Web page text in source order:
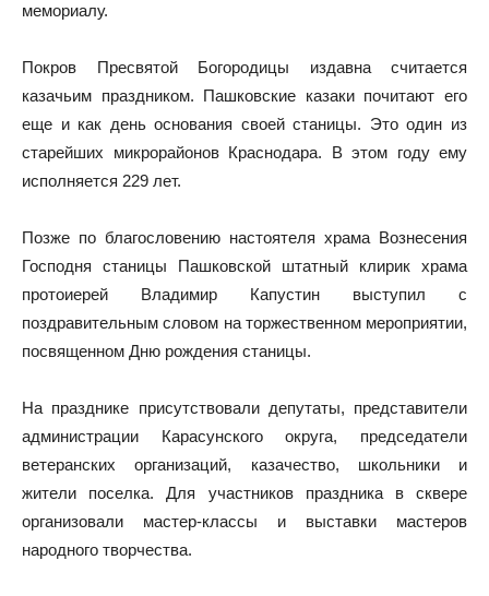
мемориалу.
Покров Пресвятой Богородицы издавна считается
казачьим праздником. Пашковские казаки почитают его
еще и как день основания своей станицы. Это один из
старейших микрорайонов Краснодара. В этом году ему
исполняется 229 лет.
Позже по благословению настоятеля храма Вознесения
Господня станицы Пашковской штатный клирик храма
протоиерей Владимир Капустин выступил с
поздравительным словом на торжественном мероприятии,
посвященном Дню рождения станицы.
На празднике присутствовали депутаты, представители
администрации Карасунского округа, председатели
ветеранских организаций, казачество, школьники и
жители поселка. Для участников праздника в сквере
организовали мастер-классы и выставки мастеров
народного творчества.